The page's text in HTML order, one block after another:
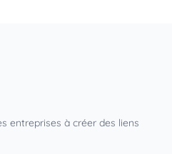
entreprises à créer des liens